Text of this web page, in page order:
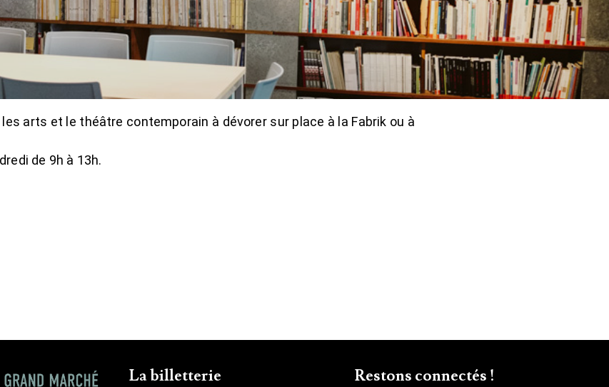
arts et le théâtre contemporain à dévorer sur place à la Fabrik ou à
de 9h à 13h.
La billetterie Restons connectés !